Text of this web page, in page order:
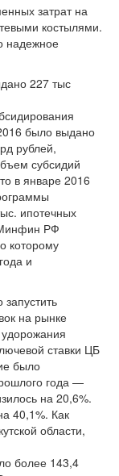
затрат на
костылями.
надежное
было выдано
рублей,
субсидий
в январе 2016
ипотечных
РФ
которому
и
на рынке
удорожания
ставки ЦБ
было
года —
на 20,6%.
40,1%. Как
области,
более 143,4